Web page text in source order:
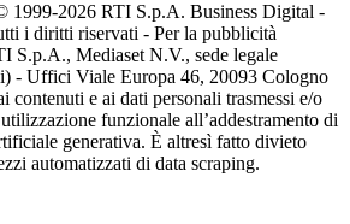
1999-2026 RTI S.p.A. Business Digital -
i diritti riservati - Per la pubblicità
S.p.A., Mediaset N.V., sede legale
- Uffici Viale Europa 46, 20093 Cologno
contenuti e ai dati personali trasmessi e/o
funzionale all’addestramento di
generativa. È altresì fatto divieto
automatizzati di data scraping.